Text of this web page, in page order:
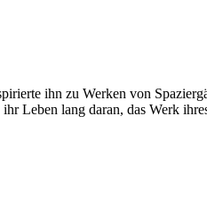
ihn zu Werken von
Leben lang daran, das Werk